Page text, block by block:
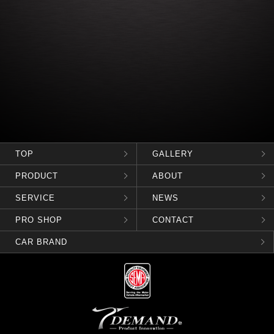
TOP GALLERY
PRODUCT ABOUT
SERVICE NEWS
PRO SHOP CONTACT
CAR BRAND